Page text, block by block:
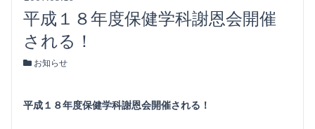
平成１８年度保健学科謝恩会開催
される！
お知らせ
平成１８年度保健学科謝恩会開催される！